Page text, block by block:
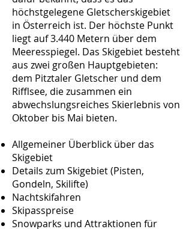
höchstgelegene Gletscherskigebiet
in Österreich ist. Der höchste Punkt
liegt auf 3.440 Metern über dem
Meeresspiegel. Das Skigebiet besteht
aus zwei großen Hauptgebieten:
dem Pitztaler Gletscher und dem
Rifflsee, die zusammen ein
abwechslungsreiches Skierlebnis von
Oktober bis Mai bieten.
Allgemeiner Überblick über das
Skigebiet
Details zum Skigebiet (Pisten,
Gondeln, Skilifte)
Nachtskifahren
Skipasspreise
Snowparks und Attraktionen für